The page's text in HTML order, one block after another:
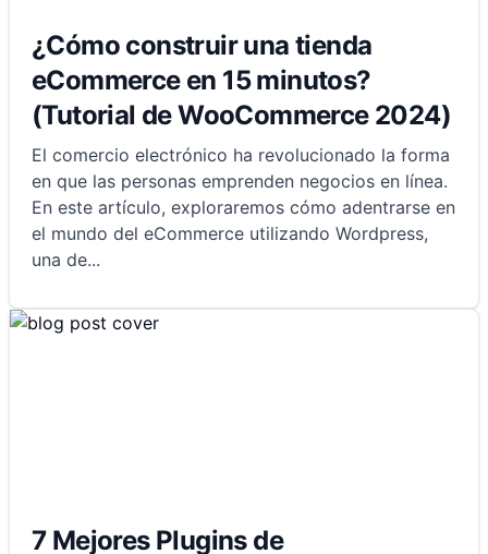
¿Cómo construir una tienda
eCommerce en 15 minutos?
(Tutorial de WooCommerce 2024)
El comercio electrónico ha revolucionado la forma
en que las personas emprenden negocios en línea.
En este artículo, exploraremos cómo adentrarse en
el mundo del eCommerce utilizando Wordpress,
una de...
7 Mejores Plugins de